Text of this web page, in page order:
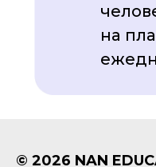
на
© 2026 NAN